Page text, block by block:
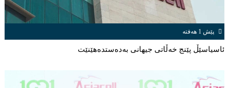
پێش 1 هەفتە
ئاسیاسێڵ پێنج خەڵاتی جیهانى بەدەستدەهێنێت